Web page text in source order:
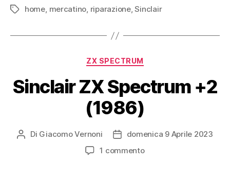
Tag home, mercatino, riparazione,Sinclair
Categorie
ZX SPECTRUM
Sinclair ZX Spectrum +2
(1986)
Autore
Di Giacomo Vernoni
Datadomenica 9 Aprile 2023
1 commentosu